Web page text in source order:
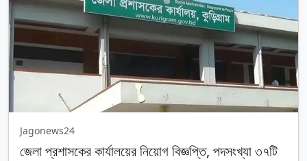
Jagonews24
জেলা প্রশাসকের কার্যালয়ের নিয়োগ বিজ্ঞপ্তি, পদসংখ্যা ৩৭টি